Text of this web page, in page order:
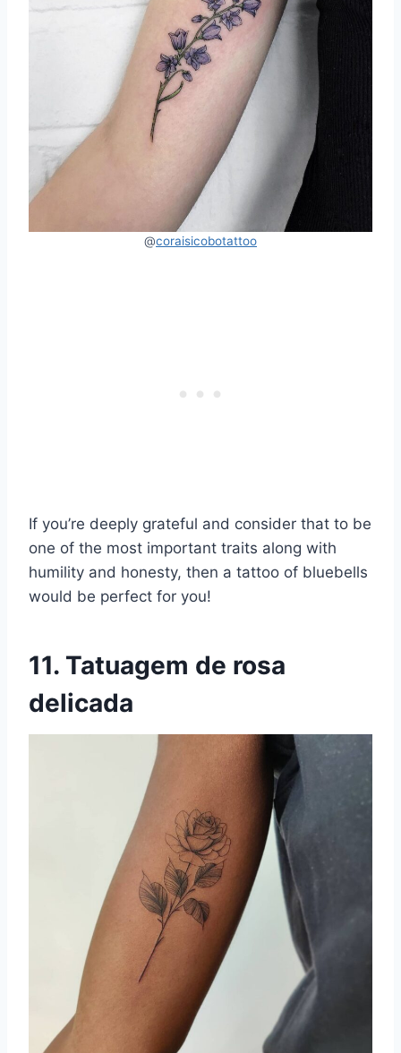
@coraisicobotattoo
If you’re deeply grateful and consider that to be
one of the most important traits along with
humility and honesty, then a tattoo of bluebells
would be perfect for you!
11. Tatuagem de rosa
delicada